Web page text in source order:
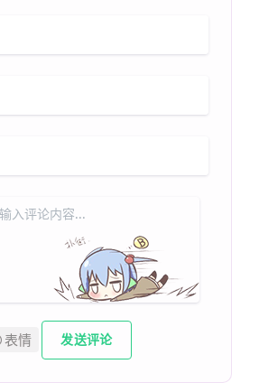
表情 发送评论